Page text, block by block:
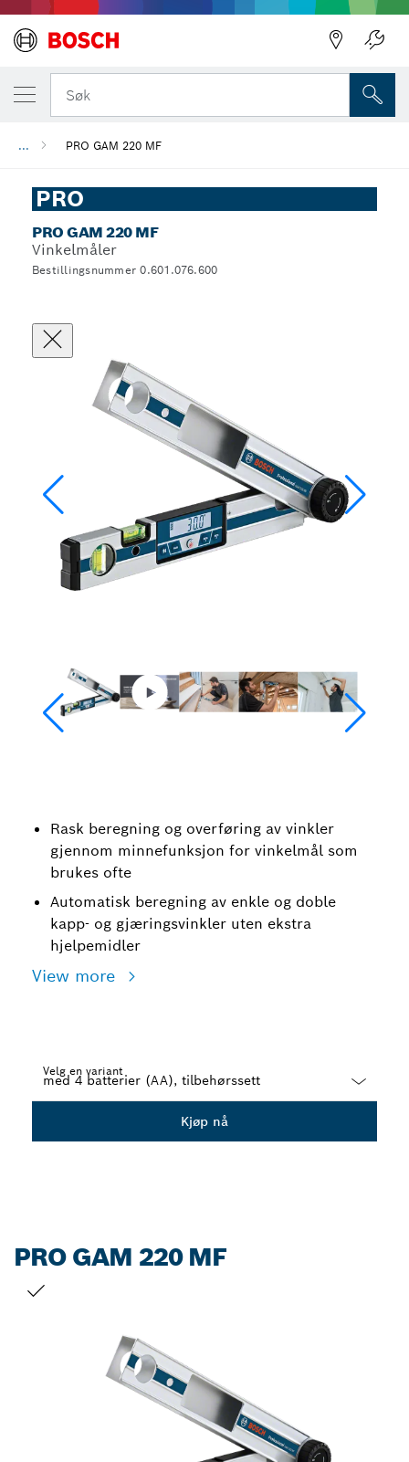
Søk
... PRO GAM 220 MF
PRO
PRO GAM 220 MF
Vinkelmåler
Bestillingsnummer 0.601.076.600
Rask beregning og overføring av vinkler
gjennom minnefunksjon for vinkelmål som
brukes ofte
Automatisk beregning av enkle og doble
kapp- og gjæringsvinkler uten ekstra
hjelpemidler
View more
Velg en variant
Kjøp nå
PRO GAM 220 MF